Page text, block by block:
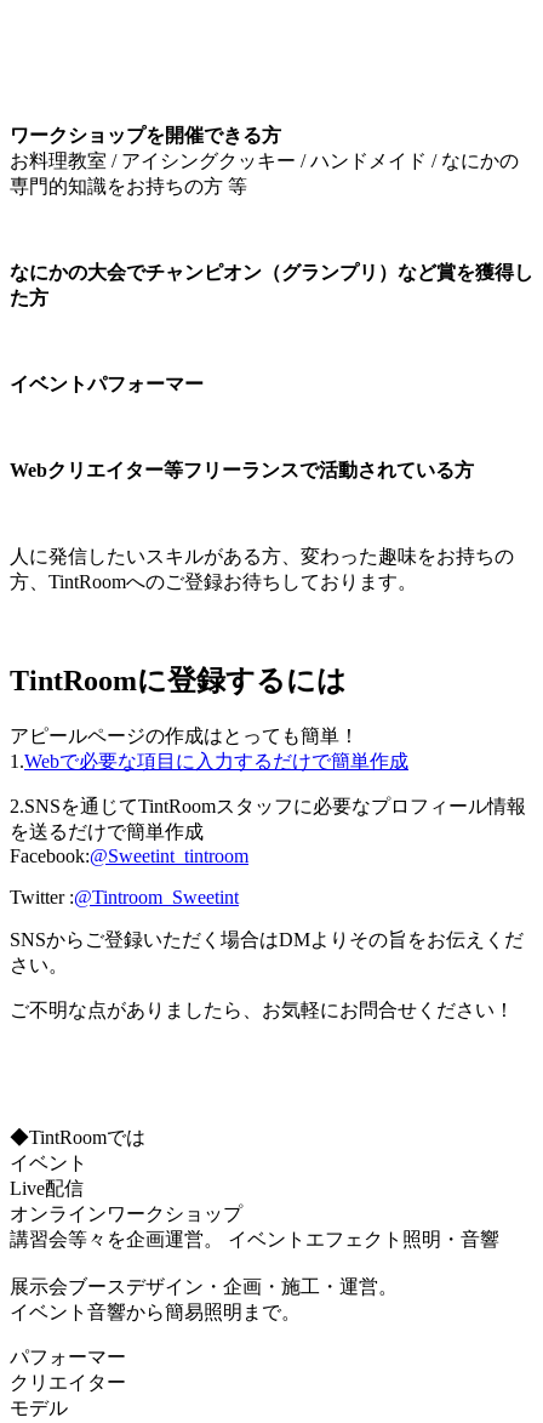
ワークショップを開催できる方
お料理教室 / アイシングクッキー / ハンドメイド / なにかの
専門的知識をお持ちの方 等
なにかの大会でチャンピオン（グランプリ）など賞を獲得し
た方
イベントパフォーマー
Webクリエイター等フリーランスで活動されている方
人に発信したいスキルがある方、変わった趣味をお持ちの
方、TintRoomへのご登録お待ちしております。
TintRoomに登録するには
アピールページの作成はとっても簡単！
1.Webで必要な項目に入力するだけで簡単作成
2.SNSを通じてTintRoomスタッフに必要なプロフィール情報
を送るだけで簡単作成
Facebook:@Sweetint_tintroom
Twitter :@Tintroom_Sweetint
SNSからご登録いただく場合はDMよりその旨をお伝えくだ
さい。
ご不明な点がありましたら、お気軽にお問合せください！
◆TintRoomでは
イベント
Live配信
オンラインワークショップ
講習会等々を企画運営。 イベントエフェクト照明・音響
展示会ブースデザイン・企画・施工・運営。
イベント音響から簡易照明まで。
パフォーマー
クリエイター
モデル